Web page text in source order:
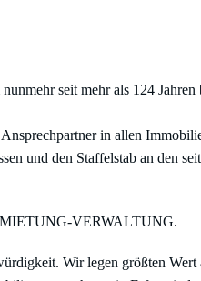
seit mehr als 124 Jahren
in allen
und den Staffelstab an den
VERWALTUNG.
Wir legen größten Wert